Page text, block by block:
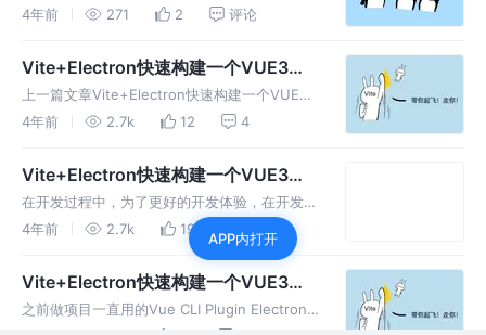
起这样的测试，后来渐渐地经验多了后，代码的
是......
4年前 271 2 评论
Vite+Electron快速构建一个VUE3桌
面应用(三)——打包
上一篇文章Vite+Electron快速构建一个VUE3
桌面应用(二)——动态模块热重载完成了开发时
完成最后一步——打包了。
4年前 2.7k 12 4
Vite+Electron快速构建一个VUE3桌
面应用(二)——动态模块热重载
在开发过程中，为了更好的开发体验，在开发
electron的时候，肯定也希望能有动态模块热重
载（HMR），更别说vite那迅雷不及掩耳盗铃儿
响叮当之势的加载速度。
4年前 2.7k 19 评论
Vite+Electron快速构建一个VUE3桌
面应用
之前做项目一直用的Vue CLI Plugin Electron
APP内打开